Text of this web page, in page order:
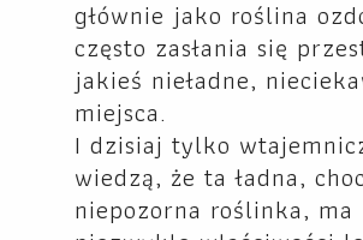
głównie jako roślina
często zasłania się
jakieś nieładne,
miejsca.
I dzisiaj tylko
wiedzą, że ta ładna,
niepozorna roślinka, ma